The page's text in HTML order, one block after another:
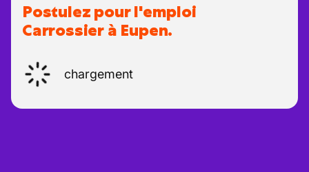
Postulez pour l'emploi
Carrossier à Eupen.
chargement